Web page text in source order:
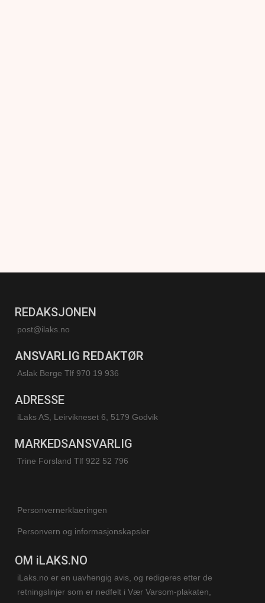
REDAKSJONEN
post@ilaks.no
ANSVARLIG REDAKTØR
Aslak Berge Tlf 970 19 936
ADRESSE
iLaks AS, Leirvikneset 6, 5179 Godvik
MARKEDSANSVARLIG
Trine Forsland Tlf 922 52 796
Personvernerklaeringen
Personvern og informasjonskapsler
OM iLAKS.NO
iLaks.no er en uavhengig avis, og redigeres etter de
retningslinjer som er nedfelt i Vær Varsom-plakaten,